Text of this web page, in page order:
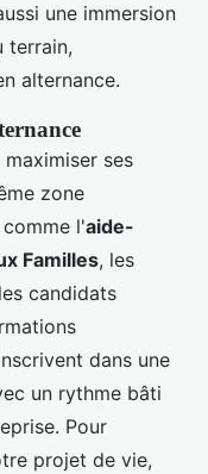
une immersion
terrain,
alternance.
maximiser ses
zone
l'aide-
Familles, les
candidats
dans une
un rythme bâti
Pour
projet de vie,